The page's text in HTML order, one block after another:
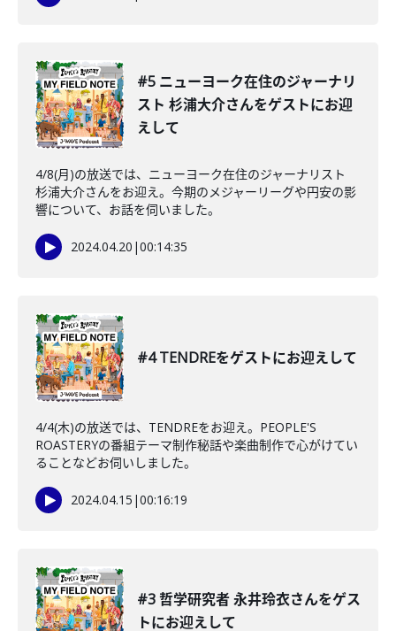
#5 ニューヨーク在住のジャーナリ
スト 杉浦大介さんをゲストにお迎
えして
4/8(月)の放送では、ニューヨーク在住のジャーナリスト
杉浦大介さんをお迎え。今期のメジャーリーグや円安の影
響について、お話を伺いました。
2024.04.20 |00:14:35
#4 TENDREをゲストにお迎えして
4/4(木)の放送では、TENDREをお迎え。PEOPLE'S
ROASTERYの番組テーマ制作秘話や楽曲制作で心がけてい
ることなどお伺いしました。
2024.04.15 |00:16:19
#3 哲学研究者 永井玲衣さんをゲス
トにお迎えして